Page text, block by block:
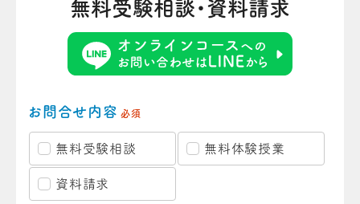
無料受験相談・資料請求
お問合せ内容 必須
無料受験相談 無料体験授業
資料請求